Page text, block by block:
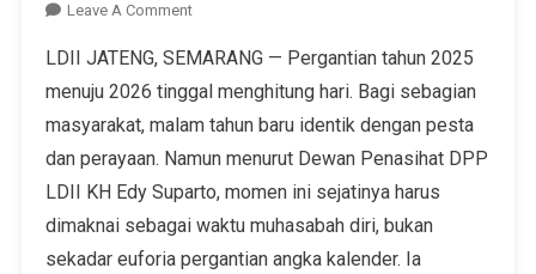
Leave A Comment
LDII JATENG, SEMARANG — Pergantian tahun 2025
menuju 2026 tinggal menghitung hari. Bagi sebagian
masyarakat, malam tahun baru identik dengan pesta
dan perayaan. Namun menurut Dewan Penasihat DPP
LDII KH Edy Suparto, momen ini sejatinya harus
dimaknai sebagai waktu muhasabah diri, bukan
sekadar euforia pergantian angka kalender. Ia